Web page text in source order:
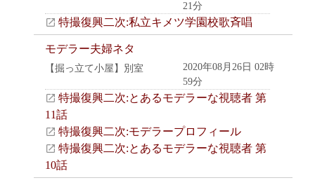
21分
特撮復興二次:私立キメツ学園校歌斉唱
モデラー夫婦ネタ
【掘っ立て小屋】別室
2020年08月26日 02時
59分
特撮復興二次:とあるモデラーな視聴者 第
11話
特撮復興二次:モデラープロフィール
特撮復興二次:とあるモデラーな視聴者 第
10話